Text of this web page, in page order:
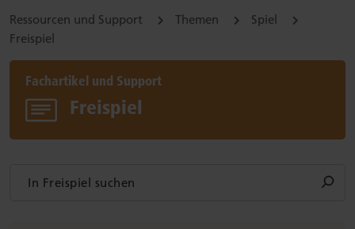
Ressourcen und Support Themen
Spiel
Freispiel
Fachartikel und Support
Freispiel